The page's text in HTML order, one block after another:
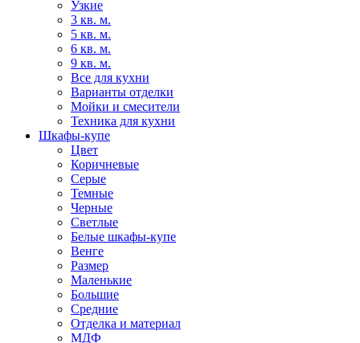
Узкие
3 кв. м.
5 кв. м.
6 кв. м.
9 кв. м.
Все для кухни
Варианты отделки
Мойки и смесители
Техника для кухни
Шкафы-купе
Цвет
Коричневые
Серые
Темные
Черные
Светлые
Белые шкафы-купе
Венге
Размер
Маленькие
Большие
Средние
Отделка и материал
МДФ